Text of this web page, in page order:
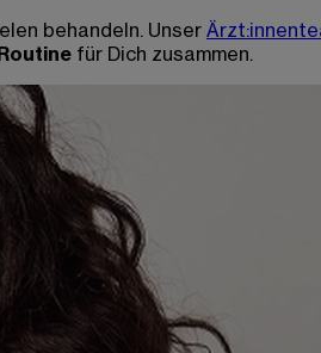
behandeln. Unser
für Dich zusammen.